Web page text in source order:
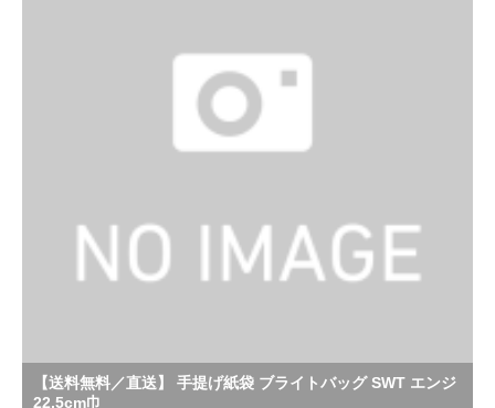
【送料無料／直送】 手提げ紙袋 ブライトバッグ SWT エンジ
22.5cm巾